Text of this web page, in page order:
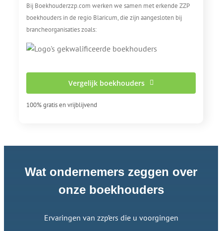
Bij Boekhouderzzp.com werken we samen met erkende ZZP
boekhouders in de regio Blaricum, die zijn aangesloten bij
brancheorganisaties zoals:
Vergelijk boekhouders
100% gratis en vrijblijvend
Wat ondernemers zeggen over
onze boekhouders
Ervaringen van zzp’ers die u voorgingen